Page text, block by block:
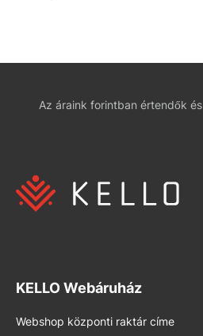
Az áraink forintban értendők
KELLO Webáruház
Webshop központi raktár címe